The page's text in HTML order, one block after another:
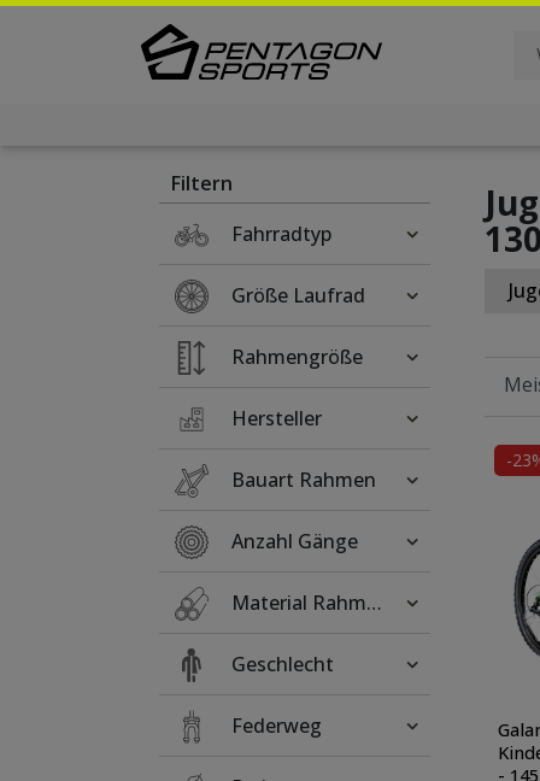
Filtern
Fahrradtyp
Größe Laufrad
Rahmengröße
Hersteller
Bauart Rahmen
Anzahl Gänge
Material Rahmen
Geschlecht
Federweg
-
-